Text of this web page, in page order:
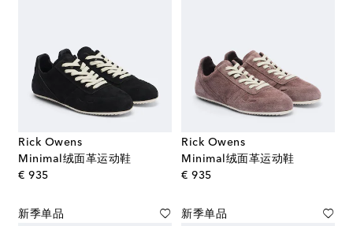
Rick Owens
Minimal绒面革运动鞋
€ 935original price
Rick Owens
Minimal绒面革运动鞋
€ 935original price
新季单品 新季单品